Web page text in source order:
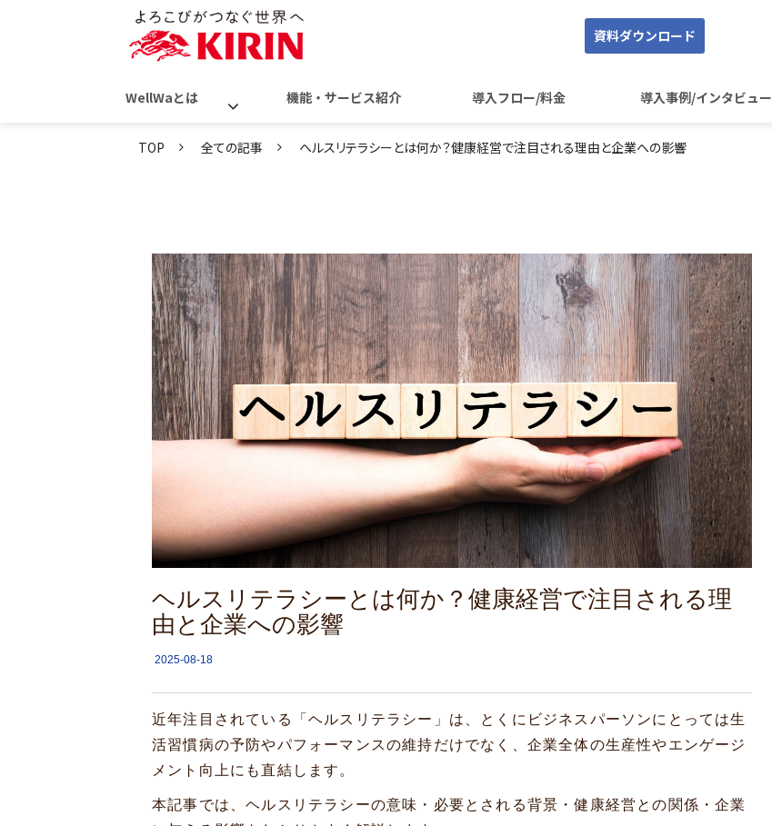
資料ダウンロード
WellWaとは 機能・サービス紹介 導入フロー/料金 導入事例/インタビュー
TOP 全ての記事 ヘルスリテラシーとは何か？健康経営で注目される理由と企業への影響
ヘルスリテラシーとは何か？健康経営で注目される理
由と企業への影響
2025-08-18
近年注目されている「ヘルスリテラシー」は、とくにビジネスパーソンにとっては生
活習慣病の予防やパフォーマンスの維持だけでなく、企業全体の生産性やエンゲージ
メント向上にも直結します。
本記事では、ヘルスリテラシーの意味・必要とされる背景・健康経営との関係・企業